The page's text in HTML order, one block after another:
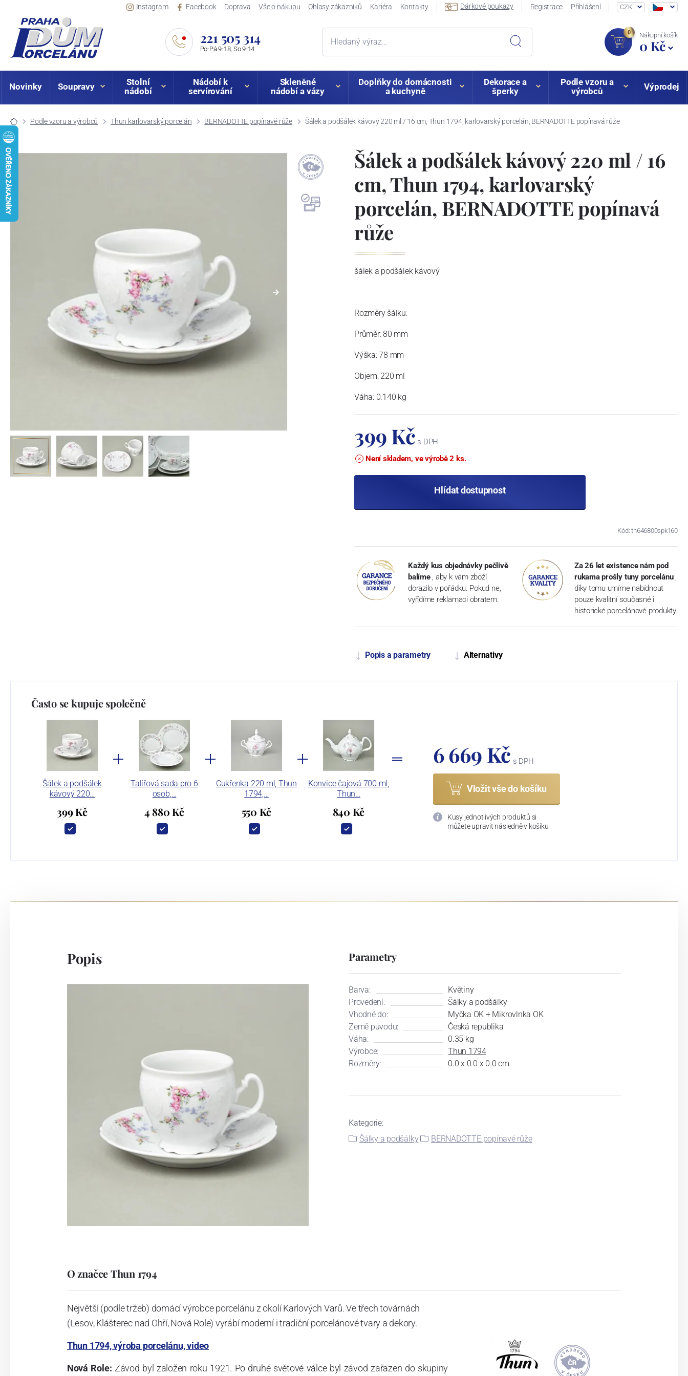
Instagram Facebook Doprava Vše o nákupu Ohlasy zákazníků Kariéra Kontakty Dárkové poukazy Registrace Přihlášení CZK
221 505 314
Po-Pá 9-18, So 9-14
0 Nákupní košík
0 Kč
Novinky Soupravy
Stolní
nádobí
Nádobí k
servírování
Skleněné
nádobí a vázy
Doplňky do domácnosti
a kuchyně
Dekorace a
šperky
Podle vzoru a
výrobců
Výprodej
Podle vzoru a výrobců Thun karlovarský porcelán BERNADOTTE popínavé růže Šálek a podšálek kávový 220 ml / 16 cm, Thun 1794, karlovarský porcelán, BERNADOTTE popínavá růže
Šálek a podšálek kávový 220 ml / 16
cm, Thun 1794, karlovarský
porcelán, BERNADOTTE popínavá
růže
šálek a podšálek kávový
Rozměry šálku:
Průměr: 80 mm
Výška: 78 mm
Objem: 220 ml
Váha: 0.140 kg
399 Kč s DPH
Není skladem, ve výrobě 2 ks.
Hlídat dostupnost
Kód: th646800spk160
Každý kus objednávky pečlivě
balíme , aby k vám zboží
dorazilo v pořádku. Pokud ne,
vyřídíme reklamaci obratem.
Za 26 let existence nám pod
rukama prošly tuny porcelánu ,
díky tomu umíme nabídnout
pouze kvalitní současné i
historické porcelánové produkty.
Popis a parametry Alternativy
Často se kupuje společně
Šálek a podšálek
kávový 220…
399 Kč
Talířová sada pro 6
osob,…
4 880 Kč
Cukřenka 220 ml, Thun
1794,…
550 Kč
Konvice čajová 700 ml,
Thun…
840 Kč
6 669 Kč s DPH
Vložit vše do košíku
Kusy jednotlivých produktů si
můžete upravit následně v košíku
Popis Parametry
Barva:
Květiny
Provedení:
Šálky a podšálky
Vhodné do:
Myčka OK + Mikrovlnka OK
Země původu:
Česká republika
Váha:
0.35 kg
Výrobce:
Thun 1794
Rozměry:
0.0 x 0.0 x 0.0 cm
Kategorie:
Šálky a podšálky
BERNADOTTE popínavé růže
O značce Thun 1794
Největší (podle tržeb) domácí výrobce porcelánu z okolí Karlových Varů. Ve třech továrnách
(Lesov, Klášterec nad Ohří, Nová Role) vyrábí moderní i tradiční porcelánové tvary a dekory.
Thun 1794, výroba porcelánu, video
Nová Role: Závod byl založen roku 1921. Po druhé světové válce byl závod zařazen do skupiny